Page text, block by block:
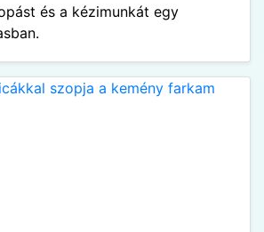
és a kézimunkát egy